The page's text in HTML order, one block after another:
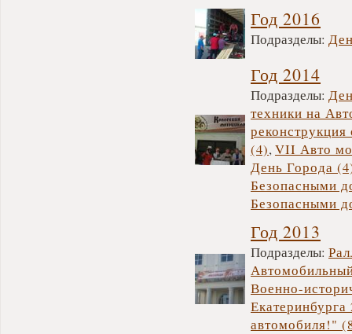
Год 2016
Подразделы:
Год 2014
Подразделы:
техники на
(4), VII Авто
День Города
Безопасными
Безопасными
Год 2013
Подразделы:
Военно-
Екатеринбурга
автомобиля!"